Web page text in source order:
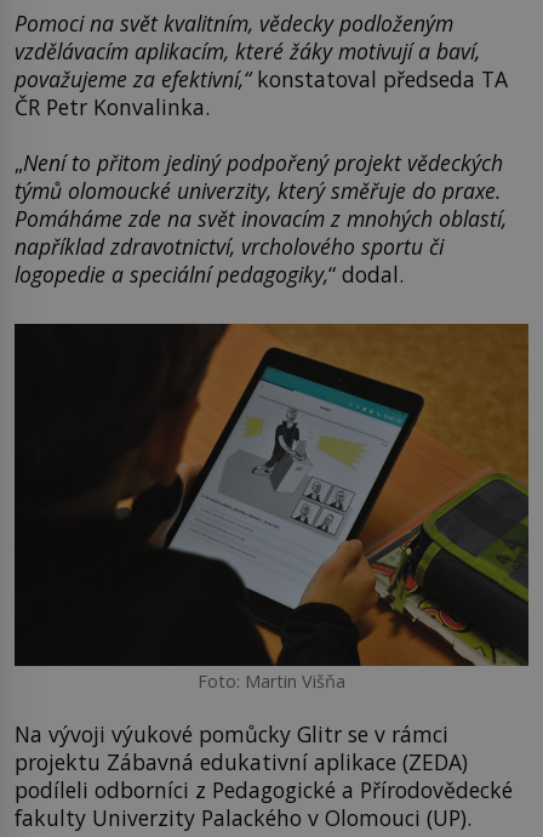
Pomoci na svět kvalitním, vědecky podloženým
vzdělávacím aplikacím, které žáky motivují a baví,
považujeme za efektivní,“konstatoval předseda TA
ČR Petr Konvalinka.
„Není to přitom jediný podpořený projekt vědeckých
týmů olomoucké univerzity, který směřuje do praxe.
Pomáháme zde na svět inovacím z mnohých oblastí,
například zdravotnictví, vrcholového sportu či
logopedie a speciální pedagogiky,“ dodal.
Foto: Martin Višňa
Na vývoji výukové pomůcky Glitr se v rámci
projektu Zábavná edukativní aplikace (ZEDA)
podíleli odborníci z Pedagogické a Přírodovědecké
fakulty Univerzity Palackého v Olomouci (UP).